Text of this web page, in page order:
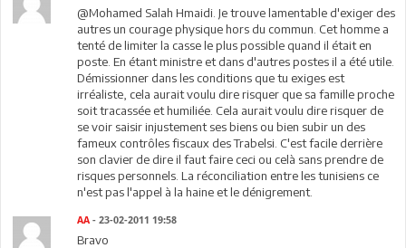
@Mohamed Salah Hmaidi. Je trouve lamentable d'exiger des
autres un courage physique hors du commun. Cet homme a
tenté de limiter la casse le plus possible quand il était en
poste. En étant ministre et dans d'autres postes il a été utile.
Démissionner dans les conditions que tu exiges est
irréaliste, cela aurait voulu dire risquer que sa famille proche
soit tracassée et humiliée. Cela aurait voulu dire risquer de
se voir saisir injustement ses biens ou bien subir un des
fameux contrôles fiscaux des Trabelsi. C'est facile derrière
son clavier de dire il faut faire ceci ou celà sans prendre de
risques personnels. La réconciliation entre les tunisiens ce
n'est pas l'appel à la haine et le dénigrement.
AA - 23-02-2011 19:58
Bravo